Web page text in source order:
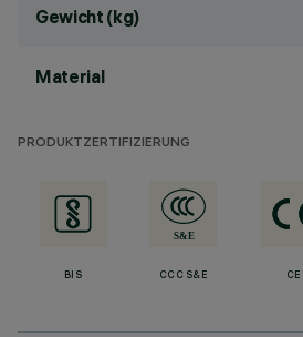
Gewicht (kg)
Material
PRODUKTZERTIFIZIERUNG
BIS CCC S&E CE